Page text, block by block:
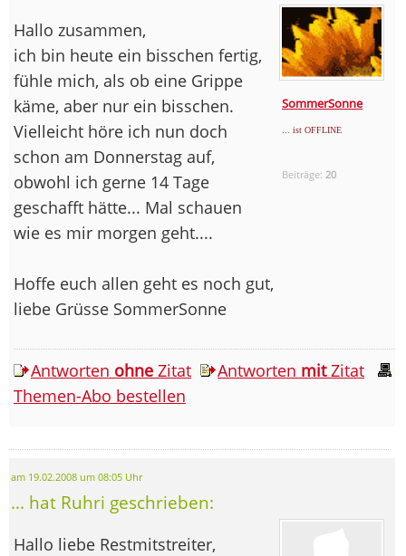
SommerSonne
... ist OFFLINE
Beiträge:20
Hallo zusammen,
ich bin heute ein bisschen fertig,
fühle mich, als ob eine Grippe
käme, aber nur ein bisschen.
Vielleicht höre ich nun doch
schon am Donnerstag auf,
obwohl ich gerne 14 Tage
geschafft hätte... Mal schauen
wie es mir morgen geht....
Hoffe euch allen geht es noch gut,
liebe Grüsse SommerSonne
Antworten ohne Zitat Antworten mitZitat
Themen-Abo bestellen
am 19.02.2008 um 08:05 Uhr
... hat Ruhri geschrieben:
Hallo liebe Restmitstreiter,